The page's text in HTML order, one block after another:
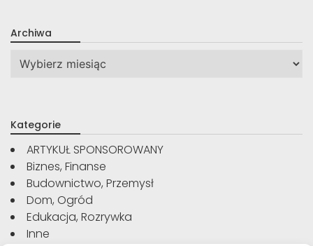
Archiwa
Archiwa
Kategorie
ARTYKUŁ SPONSOROWANY
Biznes, Finanse
Budownictwo, Przemysł
Dom, Ogród
Edukacja, Rozrywka
Inne